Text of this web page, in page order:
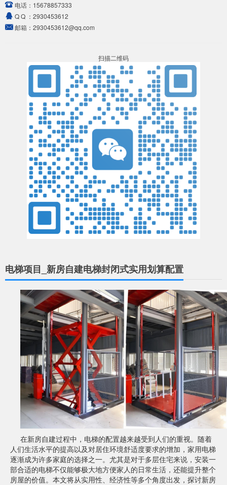
电话： 15678857333
Q Q ： 2930453612
邮箱： 2930453612@qq.com
扫描二维码
电梯项目_新房自建电梯封闭式实用划算配置
在新房自建过程中，电梯的配置越来越受到人们的重视。随着
人们生活水平的提高以及对居住环境舒适度要求的增加，家用电梯
逐渐成为许多家庭的选择之一。尤其是对于多层住宅来说，安装一
部合适的电梯不仅能够极大地方便家人的日常生活，还能提升整个
房屋的价值。本文将从实用性、经济性等多个角度出发，探讨新房